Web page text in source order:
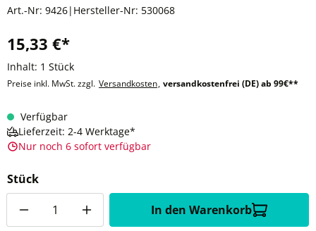
Art.-Nr: 9426| Hersteller-Nr: 530068
15,33 €*
Inhalt: 1 Stück
Preise inkl. MwSt. zzgl. Versandkosten, versandkostenfrei (DE) ab 99€**
Verfügbar
Lieferzeit: 2-4 Werktage*
Nur noch 6 sofort verfügbar
Stück
In den Warenkorb